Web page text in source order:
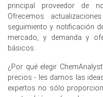
impulsado por el
primas upstream.
La tendencia del costo
aumentó en marzo de
significativamente.
Una inflación más
aumentó los costos de
principal proveedor de
Ofrecemos
seguimiento y notificación
mercado, y demanda y
básicos.
¿Por qué elegir
precios - les damos las
expertos no sólo